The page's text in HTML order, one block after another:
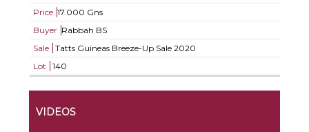
Price 17.000 Gns
Buyer Rabbah BS
Sale
Tatts Guineas Breeze-Up Sale 2020
Lot
140
VIDEOS